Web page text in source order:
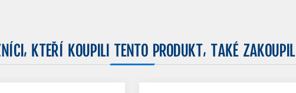
KTEŘÍ KOUPILI TENTO PRODUKT, TAKÉ ZAKOUPILI